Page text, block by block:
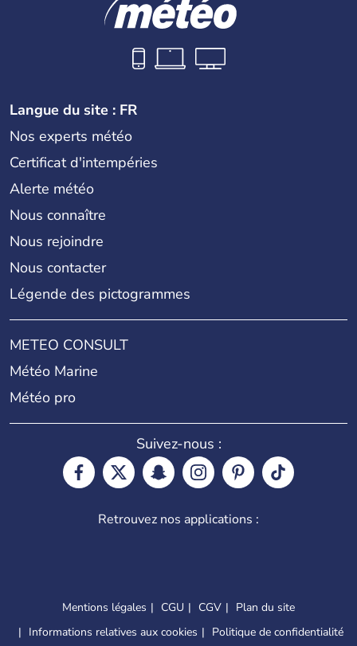
Langue du site : FR
Nos experts météo
Certificat d'intempéries
Alerte météo
Nous connaître
Nous rejoindre
Nous contacter
Légende des pictogrammes
METEO CONSULT
Météo Marine
Météo pro
Suivez-nous :
Retrouvez nos applications :
Mentions légales CGU CGV
Plan du site
Informations relatives aux cookies
Politique de confidentialité